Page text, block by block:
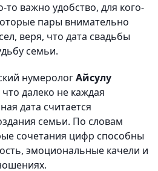
то важно удобство, для кого-
пары внимательно
веря, что дата свадьбы
семьи.
нумерологАйсулу
что далеко не каждая
дата считается
семьи. По словам
сочетания цифр способны
эмоциональные качели и